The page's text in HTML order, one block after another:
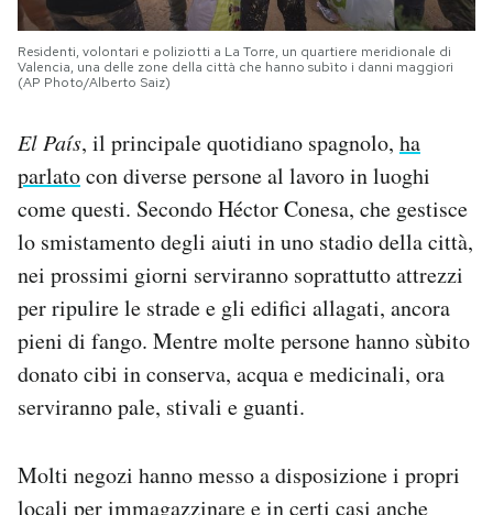
Residenti, volontari e poliziotti a La Torre, un quartiere meridionale di
Valencia, una delle zone della città che hanno subìto i danni maggiori
(AP Photo/Alberto Saiz)
El País, il principale quotidiano spagnolo, ha
parlatocon diverse persone al lavoro in luoghi
come questi. Secondo Héctor Conesa, che gestisce
lo smistamento degli aiuti in uno stadio della città,
nei prossimi giorni serviranno soprattutto attrezzi
per ripulire le strade e gli edifici allagati, ancora
pieni di fango. Mentre molte persone hanno sùbito
donato cibi in conserva, acqua e medicinali, ora
serviranno pale, stivali e guanti.
Molti negozi hanno messo a disposizione i propri
locali per immagazzinare e in certi casi anche